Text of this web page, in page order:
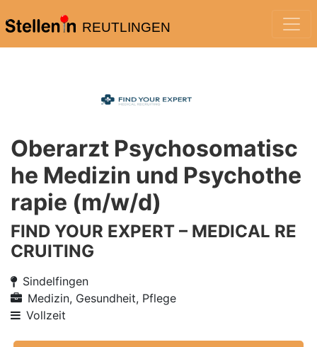
REUTLINGEN
Oberarzt Psychosomatisc
he Medizin und Psychothe
rapie (m/w/d)
FIND YOUR EXPERT – MEDICAL RE
CRUITING
Sindelfingen
Medizin, Gesundheit, Pflege
Vollzeit